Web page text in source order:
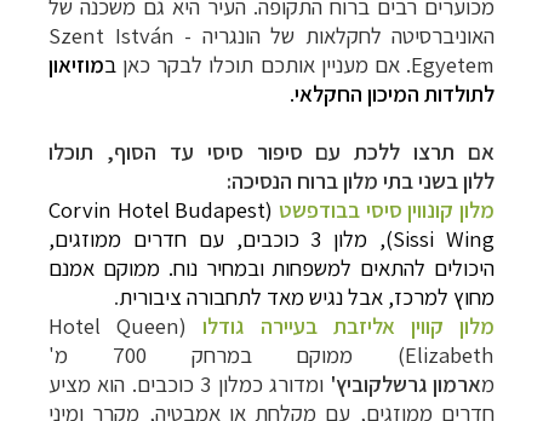
מכוערים רבים ברוח התקופה. העיר היא גם משכנה של
האוניברסיטה לחקלאות של הונגריה - Szent István
Egyetem. אם מעניין אותכם תוכלו לבקר כאן במוזיאון
לתולדות המיכון החקלאי.
אם תרצו ללכת עם סיפור סיסי עד הסוף, תוכלו
ללוןבשני בתי מלון ברוח הנסיכה:
מלון קונווין סיסי בבודפשט(
Corvin Hotel Budapest
Sissi Wing
), מלון 3 כוכבים, עם חדרים ממוזגים,
היכולים להתאים למשפחות ובמחיר נוח. ממוקם אמנם
מחוץ למרכז, אבל נגיש מאד לתחבורה ציבורית.
מלון קווין אליזבת בעיירה גודלו(
Hotel Queen
Elizabeth
) ממוקם במרחק 700 מ'
מארמוןגרשלקוביץ'
ומדורג כמלון 3 כוכבים. הוא מציע
חדרים ממוזגים, עם מקלחת או אמבטיה, מקרר ומיני